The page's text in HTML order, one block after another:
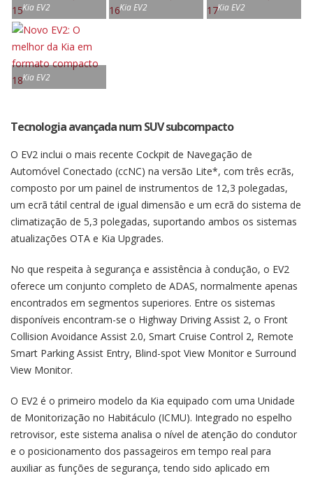
Kia EV2 Kia EV2 Kia EV2
Kia EV2
Tecnologia avançada num SUV subcompacto
O EV2 inclui o mais recente Cockpit de Navegação de
Automóvel Conectado (ccNC) na versão Lite*, com três ecrãs,
composto por um painel de instrumentos de 12,3 polegadas,
um ecrã tátil central de igual dimensão e um ecrã do sistema de
climatização de 5,3 polegadas, suportando ambos os sistemas
atualizações OTA e Kia Upgrades.
No que respeita à segurança e assistência à condução, o EV2
oferece um conjunto completo de ADAS, normalmente apenas
encontrados em segmentos superiores. Entre os sistemas
disponíveis encontram-se o Highway Driving Assist 2, o Front
Collision Avoidance Assist 2.0, Smart Cruise Control 2, Remote
Smart Parking Assist Entry, Blind-spot View Monitor e Surround
View Monitor.
O EV2 é o primeiro modelo da Kia equipado com uma Unidade
de Monitorização no Habitáculo (ICMU). Integrado no espelho
retrovisor, este sistema analisa o nível de atenção do condutor
e o posicionamento dos passageiros em tempo real para
auxiliar as funções de segurança, tendo sido aplicado em